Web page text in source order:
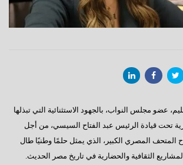
عضو مجلس النواب، بالجهود الاستثنائية التي تبذلها
تحت قيادة الرئيس عبد الفتاح السيسي، من أجل
المتحف المصري الكبير، الذي يمثل حلمًا وطنيًا طال
الثقافية والحضارية في تاريخ مصر الحديث.